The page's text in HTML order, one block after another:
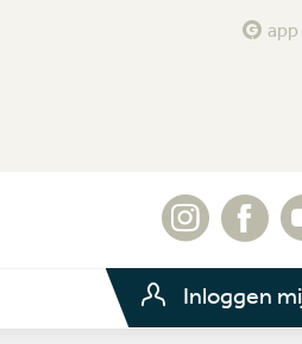
app
Inloggen